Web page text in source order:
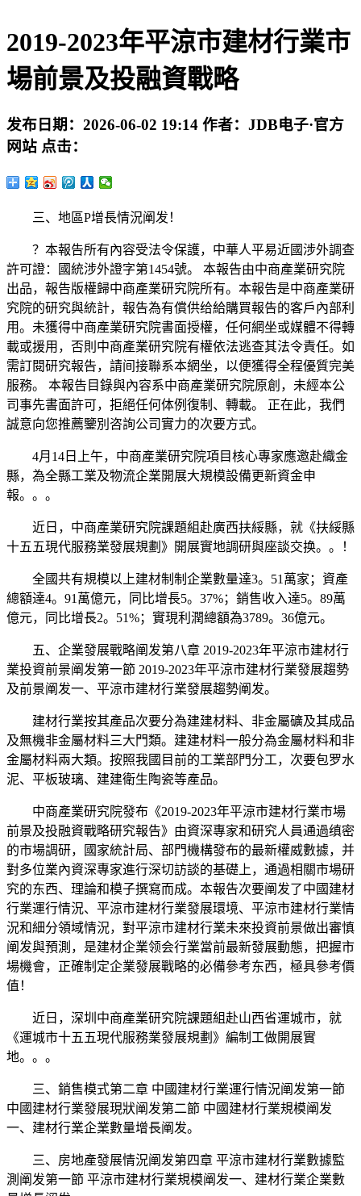
2019-2023年平涼市建材行業市
場前景及投融資戰略
发布日期： 2026-06-02 19:14 作者： JDB电子·官方
网站 点击：
三、地區P增長情況阐发！
？本報告所有內容受法令保護，中華人平易近國涉外調查
許可證：國統涉外證字第1454號。 本報告由中商產業研究院
出品，報告版權歸中商產業研究院所有。本報告是中商產業研
究院的研究與統計，報告為有償供给給購買報告的客戶內部利
用。未獲得中商產業研究院書面授權，任何網坐或媒體不得轉
載或援用，否則中商產業研究院有權依法逃查其法令責任。如
需訂閱研究報告，請间接聯系本網坐，以便獲得全程優質完美
服務。 本報告目錄與內容系中商產業研究院原創，未經本公
司事先書面許可，拒絕任何体例復制、轉載。 正在此，我們
誠意向您推薦鑒別咨詢公司實力的次要方式。
4月14日上午，中商產業研究院項目核心專家應邀赴織金
縣，為全縣工業及物流企業開展大規模設備更新資金申
報。。。
近日，中商產業研究院課題組赴廣西扶綏縣，就《扶綏縣
十五五現代服務業發展規劃》開展實地調研與座談交换。。！
全國共有規模以上建材制制企業數量達3。51萬家；資產
總額達4。91萬億元，同比增長5。37%；銷售收入達5。89萬
億元，同比增長2。51%；實現利潤總額為3789。36億元。
五、企業發展戰略阐发第八章 2019-2023年平涼市建材行
業投資前景阐发第一節 2019-2023年平涼市建材行業發展趨勢
及前景阐发一、平涼市建材行業發展趨勢阐发。
建材行業按其產品次要分為建建材料、非金屬礦及其成品
及無機非金屬材料三大門類。建建材料一般分為金屬材料和非
金屬材料兩大類。按照我國目前的工業部門分工，次要包罗水
泥、平板玻璃、建建衛生陶瓷等產品。
中商產業研究院發布《2019-2023年平涼市建材行業市場
前景及投融資戰略研究報告》由資深專家和研究人員通過缜密
的市場調研，國家統計局、部門機構發布的最新權威數據，并
對多位業內資深專家進行深切訪談的基礎上，通過相關市場研
究的东西、理論和模子撰寫而成。本報告次要阐发了中國建材
行業運行情況、平涼市建材行業發展環境、平涼市建材行業情
況和細分領域情況，對平涼市建材行業未來投資前景做出審慎
阐发與預測，是建材企業领会行業當前最新發展動態，把握市
場機會，正確制定企業發展戰略的必備參考东西，極具參考價
值！
近日，深圳中商產業研究院課題組赴山西省運城市，就
《運城市十五五現代服務業發展規劃》編制工做開展實
地。。。
三、銷售模式第二章 中國建材行業運行情況阐发第一節
中國建材行業發展現狀阐发第二節 中國建材行業規模阐发
一、建材行業企業數量增長阐发。
三、房地產發展情況阐发第四章 平涼市建材行業數據監
測阐发第一節 平涼市建材行業規模阐发一、建材行業企業數